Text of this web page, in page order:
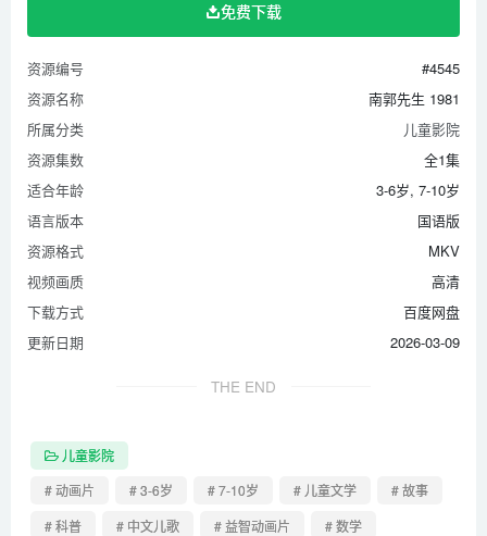
免费下载
资源编号
#4545
资源名称
南郭先生 1981
所属分类
儿童影院
资源集数
全1集
适合年龄
3-6岁, 7-10岁
语言版本
国语版
资源格式
MKV
视频画质
高清
下载方式
百度网盘
更新日期
2026-03-09
THE END
儿童影院
# 动画片
# 3-6岁 # 7-10岁 # 儿童文学
# 故事
# 科普
# 中文儿歌 # 益智动画片 # 数学